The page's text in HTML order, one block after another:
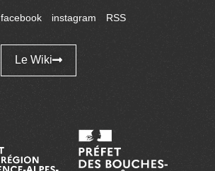
facebook instagram RSS
Le Wiki